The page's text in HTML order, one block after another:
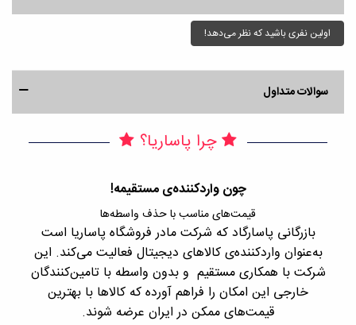
اولین نفری باشید که نظر می‌دهد!
سوالات متداول
چرا پاساریا؟
چون واردکننده‌ی مستقیمه!
قیمت‌های مناسب با حذف واسطه‌ها
بازرگانی پاسارگاد که شرکت مادر فروشگاه پاساریا است
به‌عنوان واردکننده‌ی کالاهای دیجیتال فعالیت می‌کند. این
شرکت با همکاری مستقیم و بدون واسطه با تامین‌کنندگان
خارجی این امکان را فراهم آورده که کالاها با بهترین
قیمت‌های ممکن در ایران عرضه شوند.